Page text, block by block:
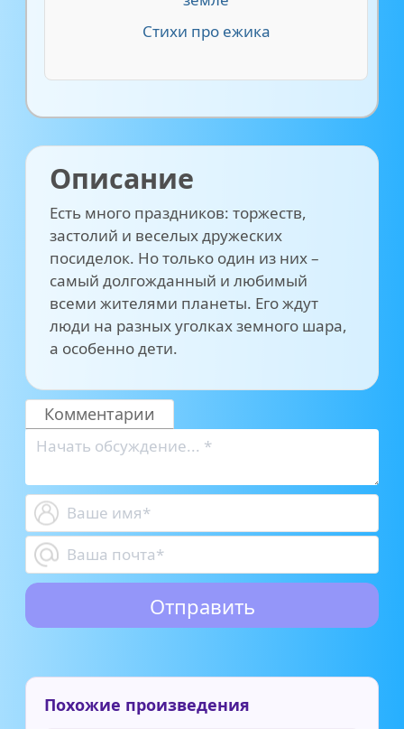
Стихи про ежика
Описание
Есть много праздников: торжеств,
застолий и веселых дружеских
посиделок. Но только один из них –
самый долгожданный и любимый
всеми жителями планеты. Его ждут
люди на разных уголках земного шара,
а особенно дети.
Комментарии
Похожие произведения